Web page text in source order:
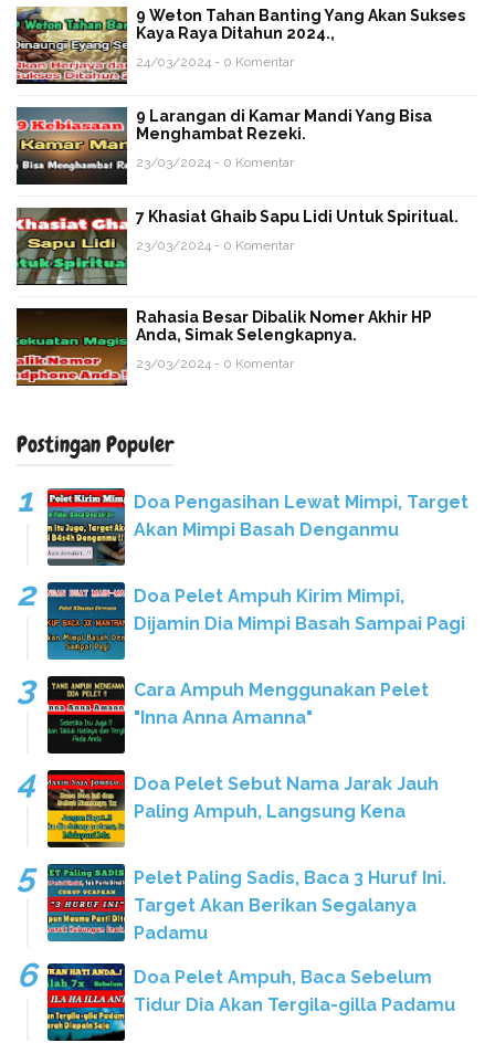
9 Weton Tahan Banting Yang Akan Sukses
Kaya Raya Ditahun 2024.,
24/03/2024 - 0 Komentar
9 Larangan di Kamar Mandi Yang Bisa
Menghambat Rezeki.
23/03/2024 - 0 Komentar
7 Khasiat Ghaib Sapu Lidi Untuk Spiritual.
23/03/2024 - 0 Komentar
Rahasia Besar Dibalik Nomer Akhir HP
Anda, Simak Selengkapnya.
23/03/2024 - 0 Komentar
Postingan Populer
Doa Pengasihan Lewat Mimpi, Target
Akan Mimpi Basah Denganmu
Doa Pelet Ampuh Kirim Mimpi,
Dijamin Dia Mimpi Basah Sampai Pagi
Cara Ampuh Menggunakan Pelet
"Inna Anna Amanna"
Doa Pelet Sebut Nama Jarak Jauh
Paling Ampuh, Langsung Kena
Pelet Paling Sadis, Baca 3 Huruf Ini.
Target Akan Berikan Segalanya
Padamu
Doa Pelet Ampuh, Baca Sebelum
Tidur Dia Akan Tergila-gilla Padamu